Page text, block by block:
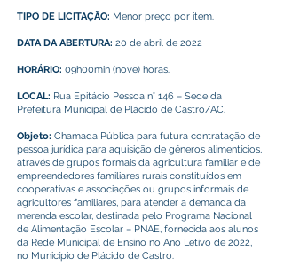
TIPO DE LICITAÇÃO: Menor preço por item.
DATA DA ABERTURA: 20 de abril de 2022
HORÁRIO: 09h00min (nove) horas.
LOCAL: Rua Epitácio Pessoa n° 146 – Sede da
Prefeitura Municipal de Plácido de Castro/AC.
Objeto: Chamada Pública para futura contratação de
pessoa jurídica para aquisição de gêneros alimentícios,
através de grupos formais da agricultura familiar e de
empreendedores familiares rurais constituídos em
cooperativas e associações ou grupos informais de
agricultores familiares, para atender a demanda da
merenda escolar, destinada pelo Programa Nacional
de Alimentação Escolar – PNAE, fornecida aos alunos
da Rede Municipal de Ensino no Ano Letivo de 2022,
no Município de Plácido de Castro.